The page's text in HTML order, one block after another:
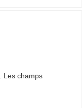
Les champs